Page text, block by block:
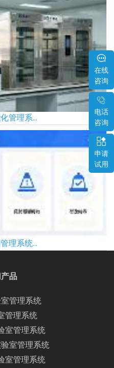
管理系...
理系统...
在线
咨询
电话
咨询
申请
试用
品
管理系统
管理系统
室管理系统
室管理系统
室管理系统